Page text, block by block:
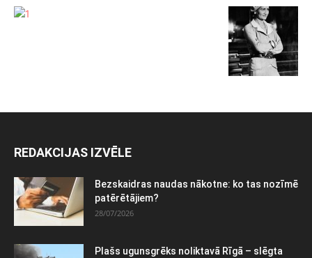
REDAKCIJAS IZVĒLE
Bezskaidras naudas nākotne: ko tas nozīmē
patērētājiem?
28/07/2026
Plašs ugunsgrēks noliktavā Rīgā – slēgta